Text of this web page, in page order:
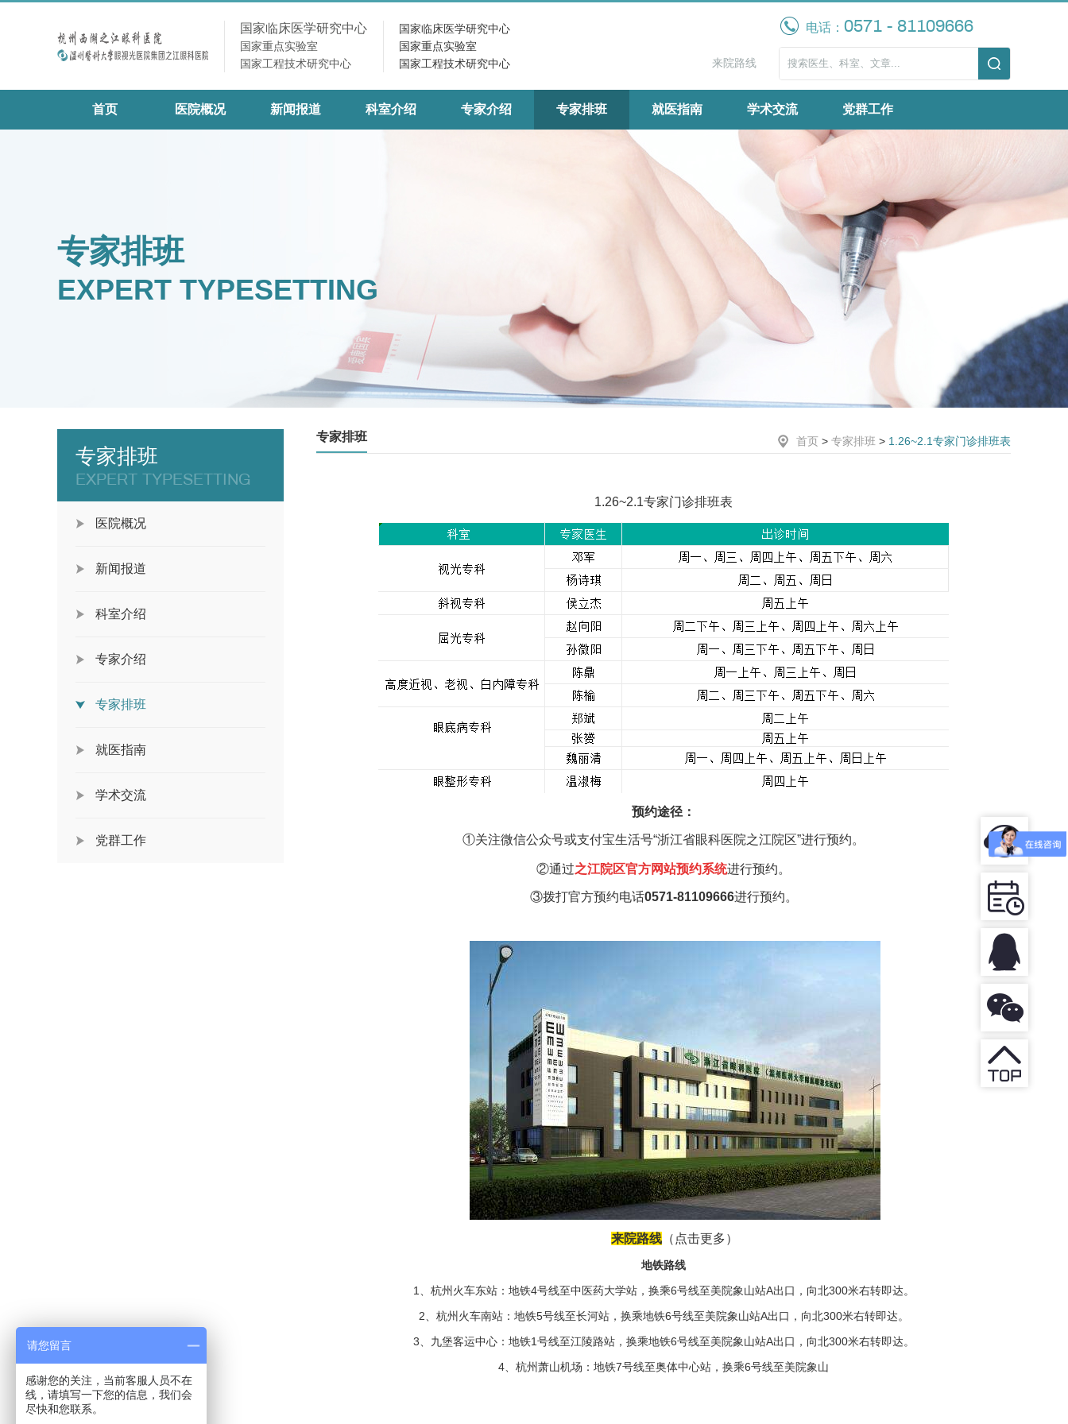
国家临床医学研究中心
国家重点实验室
国家工程技术研究中心
国家临床医学研究中心
国家重点实验室
国家工程技术研究中心
电话： 0571 - 81109666
来院路线
首页 医院概况 新闻报道 科室介绍 专家介绍 专家排班 就医指南 学术交流 党群工作
专家排班
EXPERT TYPESETTING
专家排班
EXPERT TYPESETTING
医院概况
新闻报道
科室介绍
专家介绍
专家排班
就医指南
学术交流
党群工作
专家排班 首页 > 专家排班 > 1.26~2.1专家门诊排班表
1.26~2.1专家门诊排班表
预约途径：
①关注微信公众号或支付宝生活号“浙江省眼科医院之江院区”进行预约。
②通过之江院区官方网站预约系统进行预约。
③拨打官方预约电话0571-81109666进行预约。
来院路线 （点击更多）
地铁路线
1、杭州火车东站：地铁4号线至中医药大学站，换乘6号线至美院象山站A出口，向北300米右转即达。
2、杭州火车南站：地铁5号线至长河站，换乘地铁6号线至美院象山站A出口，向北300米右转即达。
3、九堡客运中心：地铁1号线至江陵路站，换乘地铁6号线至美院象山站A出口，向北300米右转即达。
4、杭州萧山机场：地铁7号线至奥体中心站，换乘6号线至美院象山
请您留言
感谢您的关注，当前客服人员不在
线，请填写一下您的信息，我们会
尽快和您联系。